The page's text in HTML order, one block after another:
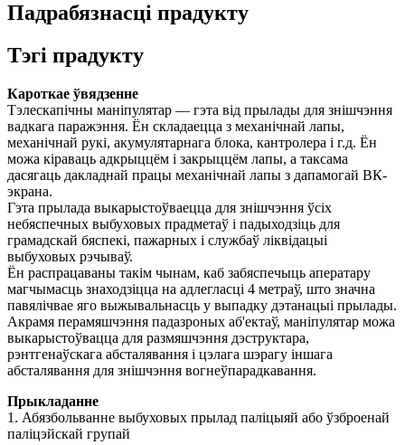
Падрабязнасці прадукту
Тэгі прадукту
Кароткае ўвядзенне
Тэлескапічны маніпулятар — гэта від прылады для знішчэння
вадкага паражэння. Ён складаецца з механічнай лапы,
механічнай рукі, акумулятарнага блока, кантролера і г.д. Ён
можа кіраваць адкрыццём і закрыццём лапы, а таксама
дасягаць дакладнай працы механічнай лапы з дапамогай ВК-
экрана.
Гэта прылада выкарыстоўваецца для знішчэння ўсіх
небяспечных выбуховых прадметаў і падыходзіць для
грамадскай бяспекі, пажарных і службаў ліквідацыі
выбуховых рэчываў.
Ён распрацаваны такім чынам, каб забяспечыць аператару
магчымасць знаходзіцца на адлегласці 4 метраў, што значна
павялічвае яго выжывальнасць у выпадку дэтанацыі прылады.
Акрамя перамяшчэння падазроных аб'ектаў, маніпулятар можа
выкарыстоўвацца для размяшчэння дэструктара,
рэнтгенаўскага абсталявання і цэлага шэрагу іншага
абсталявання для знішчэння вогнеўпарадкавання.
Прыкладанне
1. Абязбольванне выбуховых прылад паліцыяй або ўзброенай
паліцэйскай групай